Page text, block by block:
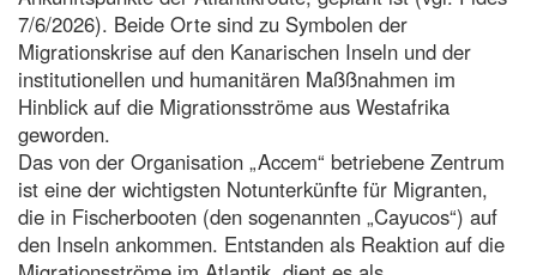
7/6/2026). Beide Orte sind zu Symbolen der
Migrationskrise auf den Kanarischen Inseln und der
institutionellen und humanitären Maßßnahmen im
Hinblick auf die Migrationsströme aus Westafrika
geworden.
Das von der Organisation „Accem“ betriebene Zentrum
ist eine der wichtigsten Notunterkünfte für Migranten,
die in Fischerbooten (den sogenannten „Cayucos“) auf
den Inseln ankommen. Entstanden als Reaktion auf die